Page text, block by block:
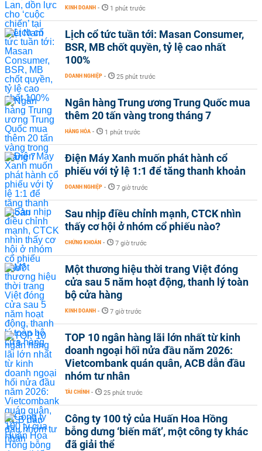
KINH DOANH - 1 phút trước
Lịch cổ tức tuần tới: Masan Consumer,
BSR, MB chốt quyền, tỷ lệ cao nhất
100%
DOANH NGHIỆP - 25 phút trước
Ngân hàng Trung ương Trung Quốc mua
thêm 20 tấn vàng trong tháng 7
HÀNG HÓA - 1 phút trước
Điện Máy Xanh muốn phát hành cổ
phiếu với tỷ lệ 1:1 để tăng thanh khoản
DOANH NGHIỆP - 7 giờ trước
Sau nhịp điều chỉnh mạnh, CTCK nhìn
thấy cơ hội ở nhóm cổ phiếu nào?
CHỨNG KHOÁN - 7 giờ trước
Một thương hiệu thời trang Việt đóng
cửa sau 5 năm hoạt động, thanh lý toàn
bộ cửa hàng
KINH DOANH - 7 giờ trước
TOP 10 ngân hàng lãi lớn nhất từ kinh
doanh ngoại hối nửa đầu năm 2026:
Vietcombank quán quân, ACB dẫn đầu
nhóm tư nhân
TÀI CHÍNH - 25 phút trước
Công ty 100 tỷ của Huấn Hoa Hồng
bỗng dưng ‘biến mất’, một công ty khác
đã giải thể